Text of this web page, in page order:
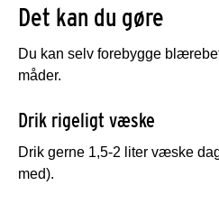
Det kan du gøre
Du kan selv forebygge
måder.
Drik rigeligt væske
Drik gerne 1,5-2 liter væske
med).